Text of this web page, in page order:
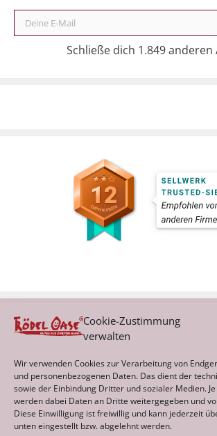
Cookie-Zustimmung
verwalten
Wir verwenden Cookies zur Verarbeitung von
und personenbezogenen Daten. Das dient der
sowie der Einbindung Dritter und sozialer Medien.
werden dabei Daten an Dritte weitergegeben und
Diese Einwilligung ist freiwillig und kann jederzeit
unten eingestellt bzw. abgelehnt werden.
Deine E-Mail
Schließe dich 1.849
Archiv